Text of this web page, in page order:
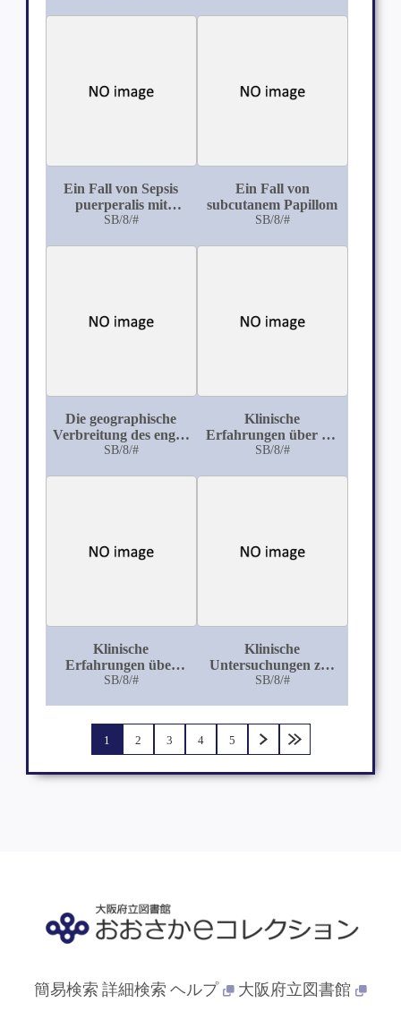
Ein Fall von Sepsis
puerperalis mit
Exstirpatio uteri
SB/8/#
Ein Fall von
subcutanem Papillom
SB/8/#
Die geographische
Verbreitung des engen
Beckens im Kreise
SB/8/#
Klinische
Erfahrungen über die
Cervixdilatation nach
SB/8/#
Klinische
Erfahrungen über
eine neue Art der
SB/8/#
Klinische
Untersuchungen zur
Diätetik des
SB/8/#
1 2 3 4 5
簡易検索 詳細検索 ヘルプ 大阪府立図書館